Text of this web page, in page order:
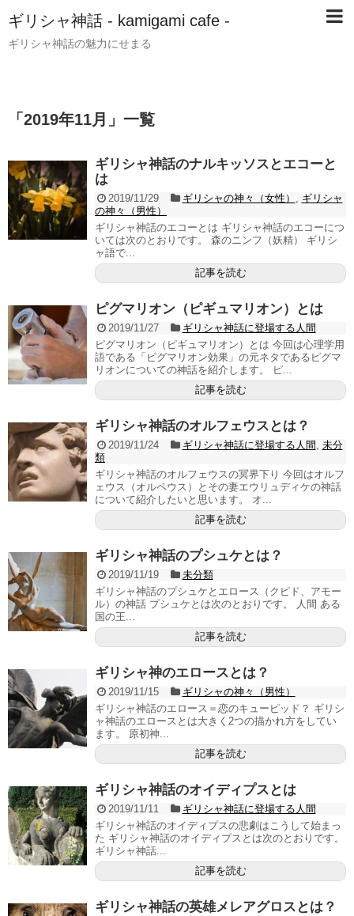
ギリシャ神話 - kamigami cafe -
ギリシャ神話の魅力にせまる
「 2019年11月 」 一覧
ギリシャ神話のナルキッソスとエコーと
は
2019/11/29 ギリシャの神々（女性）
ギリシャ
の神々（男性）
ギリシャ神話のエコーとは ギリシャ神話のエコーにつ
いては次のとおりです。 森のニンフ（妖精） ギリシ
ャ語で...
記事を読む
ピグマリオン（ピギュマリオン）とは
2019/11/27
ギリシャ神話に登場する人間
ピグマリオン（ピギュマリオン）とは 今回は心理学用
語である「ピグマリオン効果」の元ネタであるピグマ
リオンについての神話を紹介します。 ピ...
記事を読む
ギリシャ神話のオルフェウスとは？
2019/11/24 ギリシャ神話に登場する人間
未分
類
ギリシャ神話のオルフェウスの冥界下り 今回はオルフ
ェウス（オルペウス）とその妻エウリュディケの神話
について紹介したいと思います。 オ...
記事を読む
ギリシャ神話のプシュケとは？
2019/11/19
未分類
ギリシャ神話のプシュケとエロース（クピド、アモー
ル）の神話 プシュケとは次のとおりです。 人間 ある
国の王...
記事を読む
ギリシャ神のエロースとは？
2019/11/15
ギリシャの神々（男性）
ギリシャ神話のエロース＝恋のキューピッド？ ギリシ
ャ神話のエロースとは大きく2つの描かれ方をしてい
ます。 原初神...
記事を読む
ギリシャ神話のオイディプスとは
2019/11/11
ギリシャ神話に登場する人間
ギリシャ神話のオイディプスの悲劇はこうして始まっ
た ギリシャ神話のオイディプスとは次のとおりです。
ギリシャ神話...
記事を読む
ギリシャ神話の英雄メレアグロスとは？